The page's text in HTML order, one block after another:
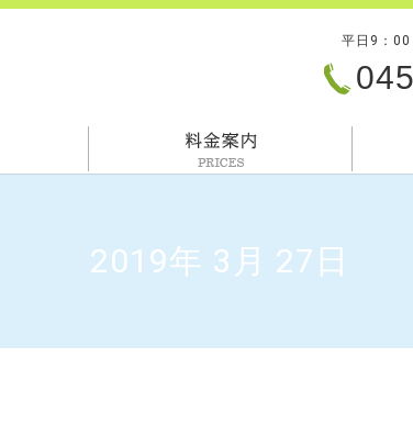
平日9：00
2019年 3月 27日